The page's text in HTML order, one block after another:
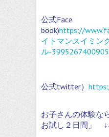
公式Face
book)https://
イトマンスイミン
ル-
公式twitter）
お子さんの体験な
お試し２日間」